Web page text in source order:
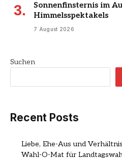
Sonnenfinsternis im
Himmelsspektakels
7 August 2026
Suchen
Recent Posts
Liebe, Ehe-Aus und
Wahl-O-Mat für